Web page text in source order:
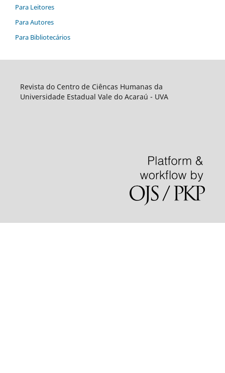
Para Leitores
Para Autores
Para Bibliotecários
Revista do Centro de Ciêncas Humanas da
Universidade Estadual Vale do Acaraú - UVA